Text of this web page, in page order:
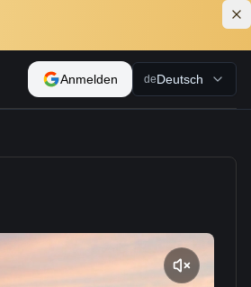
Anmelden deDeutsch